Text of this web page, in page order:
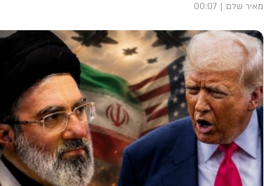
מאיר שלם 00:07